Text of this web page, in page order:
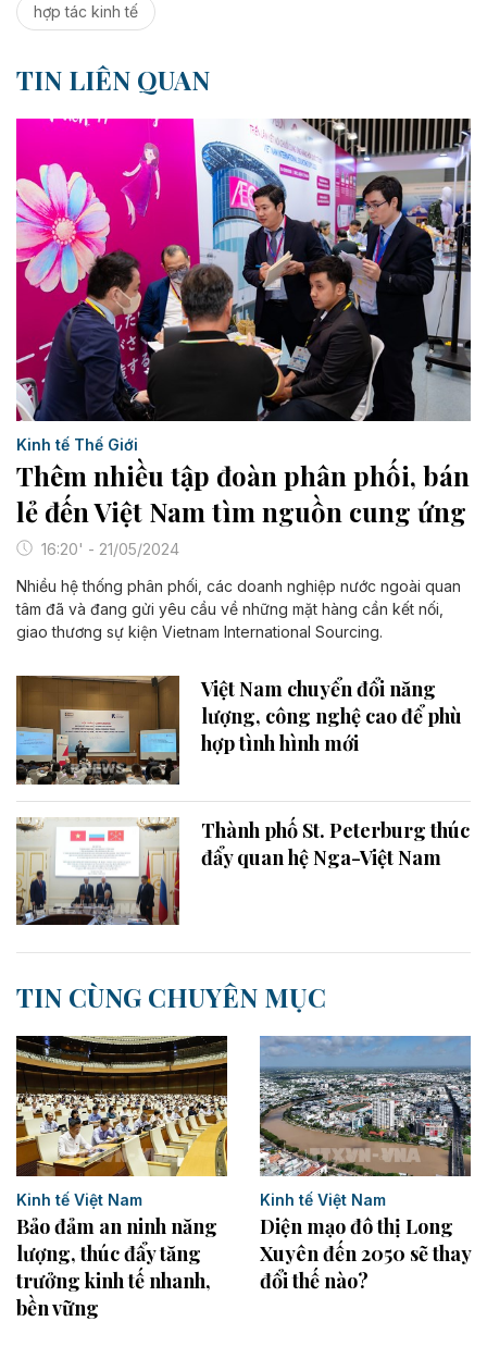
hợp tác kinh tế
TIN LIÊN QUAN
Kinh tế Thế Giới
Thêm nhiều tập đoàn phân phối, bán
lẻ đến Việt Nam tìm nguồn cung ứng
16:20' - 21/05/2024
Nhiều hệ thống phân phối, các doanh nghiệp nước ngoài quan
tâm đã và đang gửi yêu cầu về những mặt hàng cần kết nối,
giao thương sự kiện Vietnam International Sourcing.
Việt Nam chuyển đổi năng
lượng, công nghệ cao để phù
hợp tình hình mới
Thành phố St. Peterburg thúc
đẩy quan hệ Nga-Việt Nam
TIN CÙNG CHUYÊN MỤC
Kinh tế Việt Nam
Bảo đảm an ninh năng
lượng, thúc đẩy tăng
trưởng kinh tế nhanh,
bền vững
Kinh tế Việt Nam
Diện mạo đô thị Long
Xuyên đến 2050 sẽ thay
đổi thế nào?